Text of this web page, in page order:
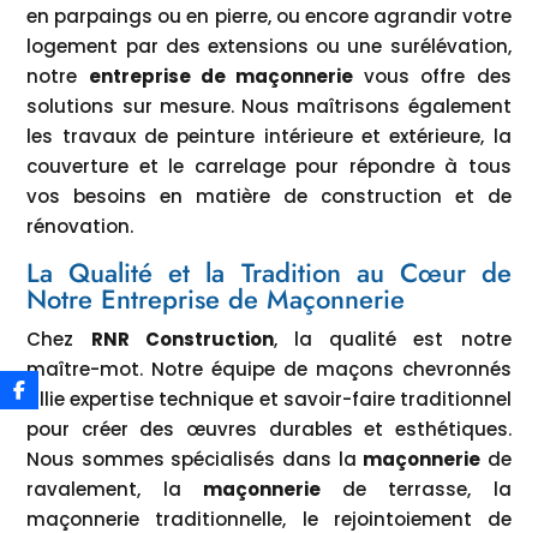
en parpaings ou en pierre, ou encore agrandir votre
logement par des extensions ou une surélévation,
notre entreprise de maçonnerie vous offre des
solutions sur mesure. Nous maîtrisons également
les travaux de peinture intérieure et extérieure, la
couverture et le carrelage pour répondre à tous
vos besoins en matière de construction et de
rénovation.
La Qualité et la Tradition au Cœur de
Notre Entreprise de Maçonnerie
Chez RNR Construction, la qualité est notre
maître-mot. Notre équipe de maçons chevronnés
allie expertise technique et savoir-faire traditionnel
pour créer des œuvres durables et esthétiques.
Nous sommes spécialisés dans la maçonnerie de
ravalement, la maçonneriede terrasse, la
maçonnerie traditionnelle, le rejointoiement de